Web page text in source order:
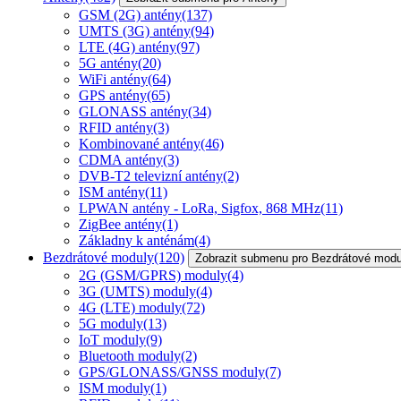
GSM (2G) antény(137)
UMTS (3G) antény(94)
LTE (4G) antény(97)
5G antény(20)
WiFi antény(64)
GPS antény(65)
GLONASS antény(34)
RFID antény(3)
Kombinované antény(46)
CDMA antény(3)
DVB-T2 televizní antény(2)
ISM antény(11)
LPWAN antény - LoRa, Sigfox, 868 MHz(11)
ZigBee antény(1)
Základny k anténám(4)
Bezdrátové moduly(120) Zobrazit submenu pro Bezdrátové
2G (GSM/GPRS) moduly(4)
3G (UMTS) moduly(4)
4G (LTE) moduly(72)
5G moduly(13)
IoT moduly(9)
Bluetooth moduly(2)
GPS/GLONASS/GNSS moduly(7)
ISM moduly(1)